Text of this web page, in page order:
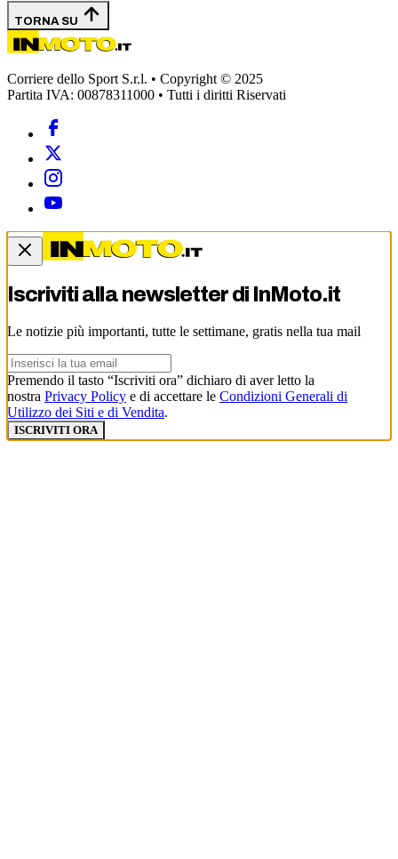
TORNA SU
Corriere dello Sport S.r.l. • Copyright © 2025
Partita IVA: 00878311000 • Tutti i diritti Riservati
Iscriviti alla newsletter di InMoto.it
Le notizie più importanti, tutte le settimane, gratis nella tua mail
Premendo il tasto “Iscriviti ora” dichiaro di aver letto la
nostra Privacy Policy e di accettare le Condizioni Generali di
Utilizzo dei Siti e di Vendita.
ISCRIVITI ORA